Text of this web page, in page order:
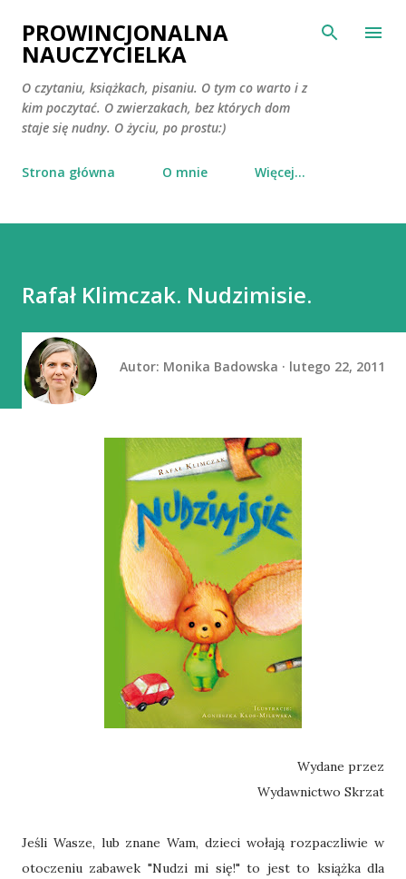
Przejdź do głównej zawartości
PROWINCJONALNA
NAUCZYCIELKA
O czytaniu, książkach, pisaniu. O tym co warto i z
kim poczytać. O zwierzakach, bez których dom
staje się nudny. O życiu, po prostu:)
Strona główna O mnie Więcej…
Rafał Klimczak. Nudzimisie.
Autor: Monika Badowska lutego 22, 2011
Wydane przez
Wydawnictwo Skrzat
Jeśli Wasze, lub znane Wam, dzieci wołają rozpaczliwie w
otoczeniu zabawek "Nudzi mi się!" to jest to książka dla